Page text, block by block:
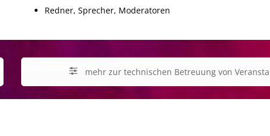
Redner, Sprecher, Moderatoren
mehr zur technischen Betreuung von